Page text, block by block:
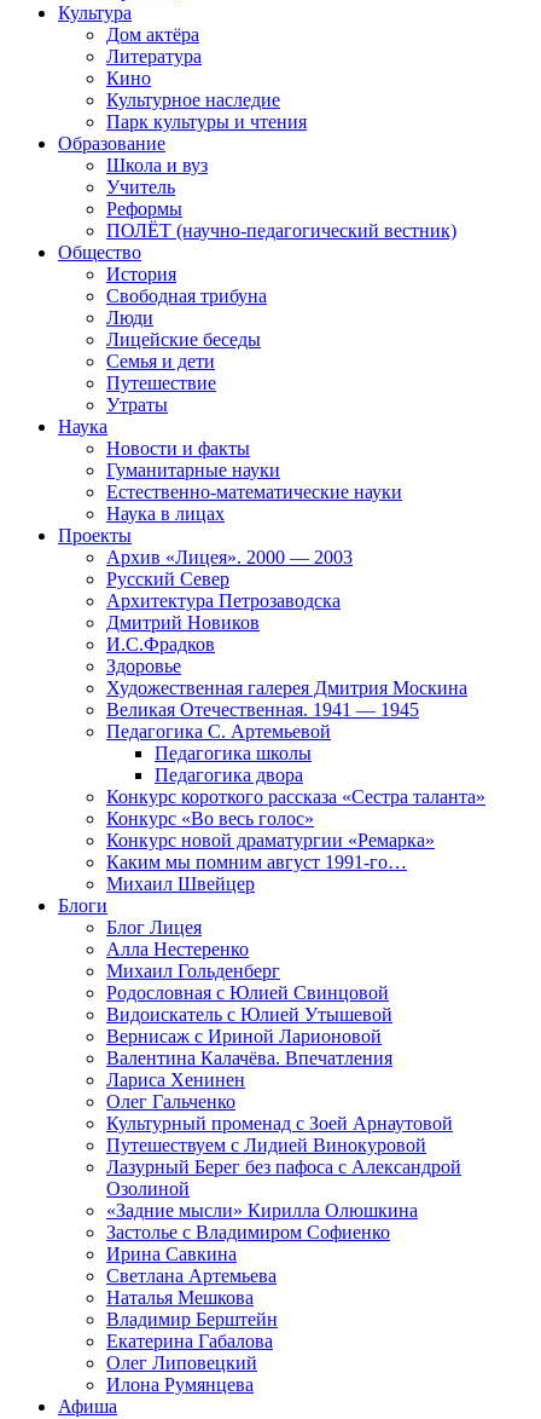
Культура
Дом актёра
Литература
Кино
Культурное наследие
Парк культуры и чтения
Образование
Школа и вуз
Учитель
Реформы
ПОЛЁТ (научно-педагогический вестник)
Общество
История
Свободная трибуна
Люди
Лицейские беседы
Семья и дети
Путешествие
Утраты
Наука
Новости и факты
Гуманитарные науки
Естественно-математические науки
Наука в лицах
Проекты
Архив «Лицея». 2000 — 2003
Русский Север
Архитектура Петрозаводска
Дмитрий Новиков
И.С.Фрадков
Здоровье
Художественная галерея Дмитрия Москина
Великая Отечественная. 1941 — 1945
Педагогика С. Артемьевой
Педагогика школы
Педагогика двора
Конкурс короткого рассказа «Сестра таланта»
Конкурс «Во весь голос»
Конкурс новой драматургии «Ремарка»
Каким мы помним август 1991-го…
Михаил Швейцер
Блоги
Блог Лицея
Алла Нестеренко
Михаил Гольденберг
Родословная с Юлией Свинцовой
Видоискатель с Юлией Утышевой
Вернисаж с Ириной Ларионовой
Валентина Калачёва. Впечатления
Лариса Хенинен
Олег Гальченко
Культурный променад с Зоей Арнаутовой
Путешествуем с Лидией Винокуровой
Лазурный Берег без пафоса с Александрой
Озолиной
«Задние мысли» Кирилла Олюшкина
Застолье с Владимиром Софиенко
Ирина Савкина
Светлана Артемьева
Наталья Мешкова
Владимир Берштейн
Екатерина Габалова
Олег Липовецкий
Илона Румянцева
Афиша